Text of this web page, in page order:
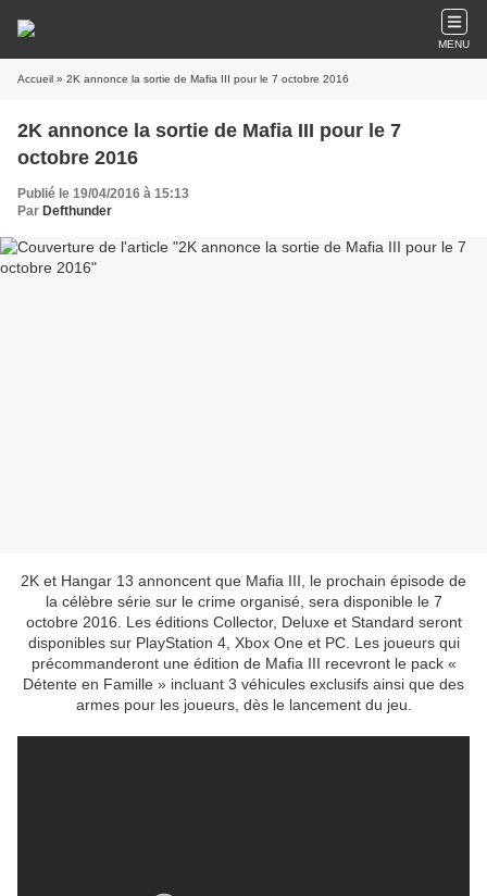
MENU
Accueil
2K annonce la sortie de Mafia III pour le 7
Publié le 19/04/2016 à 15:13
Par Defthunder
2K et Hangar 13 annoncent que Mafia III, le prochain épisode de
la célèbre série sur le crime organisé, sera disponible le 7
octobre 2016. Les éditions Collector, Deluxe et Standard seront
disponibles sur PlayStation 4, Xbox One et PC. Les joueurs qui
précommanderont une édition de Mafia III recevront le pack «
Détente en Famille » incluant 3 véhicules exclusifs ainsi que des
armes pour les joueurs, dès le lancement du jeu.